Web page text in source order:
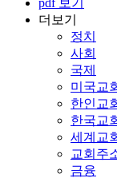
pdf 보기
더보기
정치
사회
국제
미국교
한인교
한국교
세계교
교회주
금융